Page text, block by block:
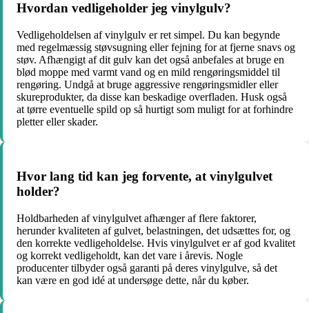
Hvordan vedligeholder jeg vinylgulv?
Vedligeholdelsen af vinylgulv er ret simpel. Du kan begynde
med regelmæssig støvsugning eller fejning for at fjerne snavs og
støv. Afhængigt af dit gulv kan det også anbefales at bruge en
blød moppe med varmt vand og en mild rengøringsmiddel til
rengøring. Undgå at bruge aggressive rengøringsmidler eller
skureprodukter, da disse kan beskadige overfladen. Husk også
at tørre eventuelle spild op så hurtigt som muligt for at forhindre
pletter eller skader.
Hvor lang tid kan jeg forvente, at vinylgulvet
holder?
Holdbarheden af vinylgulvet afhænger af flere faktorer,
herunder kvaliteten af gulvet, belastningen, det udsættes for, og
den korrekte vedligeholdelse. Hvis vinylgulvet er af god kvalitet
og korrekt vedligeholdt, kan det vare i årevis. Nogle
producenter tilbyder også garanti på deres vinylgulve, så det
kan være en god idé at undersøge dette, når du køber.